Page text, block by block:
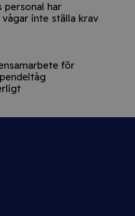
personal har
vågar inte ställa krav
för